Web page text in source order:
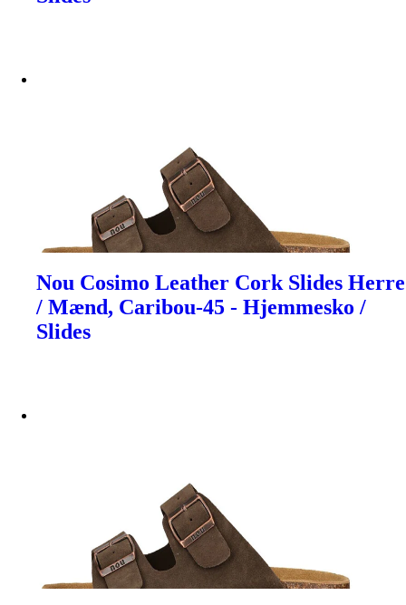
Nou Cosimo Leather Cork Slides Herre
/ Mænd, Caribou-45 - Hjemmesko /
Slides